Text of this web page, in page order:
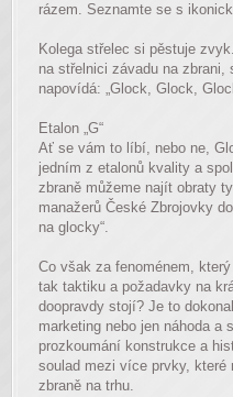
rázem. Seznamte se s
Kolega střelec si pěstuje
na střelnici závadu na zbrani,
napovídá: „Glock, Glock,
Etalon „G“
Ať se vám to líbí, nebo ne,
jedním z etalonů kvality a
zbraně můžeme najít obraty
manažerů České Zbrojovky
na glocky“.
Co však za fenoménem,
tak taktiku a požadavky na
doopravdy stojí? Je to
marketing nebo jen náhoda a
prozkoumání konstrukce a
soulad mezi více prvky, které
zbraně na trhu.